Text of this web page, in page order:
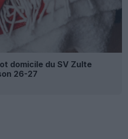
domicile du SV Zulte
26-27